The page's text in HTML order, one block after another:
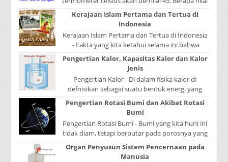
yang ditunjukkan oleh termometer Reamur, ...
Kerajaan Islam Pertama dan Tertua di
Indonesia
Kerajaan Islam Pertama dan Tertua di Indonesia
- Fakta yang kita ketahui selama ini bahwa
kerajaan Samudera Pasai merupakan kerajaan ...
Pengertian Kalor, Kapasitas Kalor dan Kalor
Jenis
Pengertian Kalor - Di dalam fisika kalor di
defnisikan sebagai suatu bentuk energi yang
dapat berpindah atau mengalir dari benda yang
...
Pengertian Rotasi Bumi dan Akibat Rotasi
Bumi
Pengertian Rotasi Bumi - Bumi yang kita huni ini
tidak diam, tetapi berputar pada porosnya yang
disebut rotasi bumi. Waktu yang diperlukan...
Organ Penyusun Sistem Pencernaan pada
Manusia